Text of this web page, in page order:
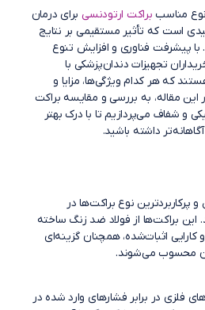
نوع مناسب براکت ارتودنسی برای درمان
است که تأثیر مستقیمی بر نتایج
با پیشرفت فناوری و افزایش تنوع
تجهیزات دندان‌پزشکی با
که هر کدام ویژگی‌ها، مزایا و
مقاله، به بررسی و مقایسه براکت‌
و شفاف می‌پردازیم تا با درک بهتر
داشته باشید.
پرکاربردترین نوع براکت‌ها در
براکت‌ها از فولاد ضد زنگ ساخته
کارایی اثبات‌شده، همچنان گزینه‌ای
محسوب می‌شوند.
فلزی در برابر فشارهای وارد شده در